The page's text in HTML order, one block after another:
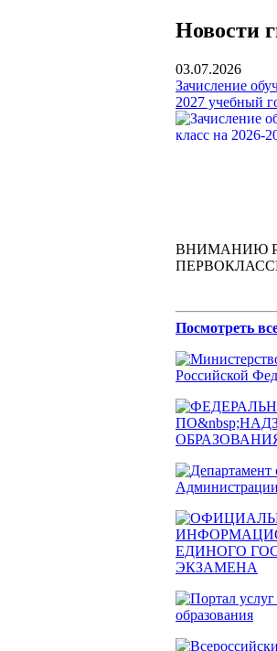
Новости
03.07.2026
Зачисление
2027 учебный
ВНИМАНИЮ
Посмотреть